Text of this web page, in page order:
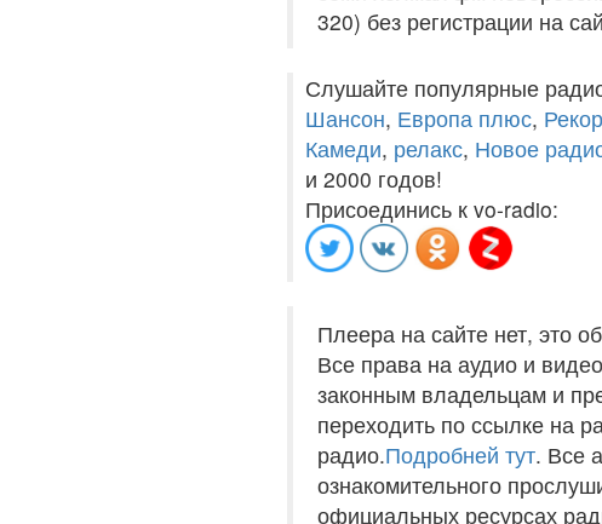
320) без регистрации на
Слушайте популярные
Шансон, Европа плюс,
Камеди, релакс, Новое
и 2000 годов!
Присоединись к vo-radio:
Плеера на сайте нет, это
Все права на аудио и
законным владельцам и
переходить по ссылке на
радио.Подробней тут. Все
ознакомительного
официальных ресурсах